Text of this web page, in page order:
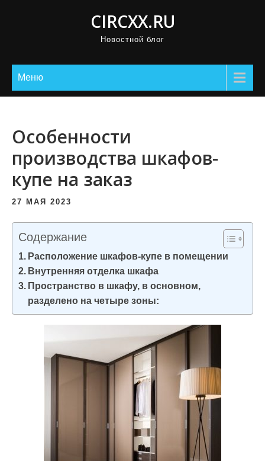
CIRCXX.RU
Новостной блог
Меню
Особенности
производства шкафов-
купе на заказ
27 МАЯ 2023
Содержание
Расположение шкафов-купе в помещении
Внутренняя отделка шкафа
Пространство в шкафу, в основном,
разделено на четыре зоны: